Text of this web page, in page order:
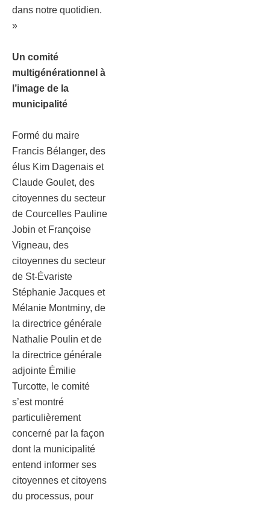
dans notre quotidien.
»
Un comité
multigénérationnel à
l’image de la
municipalité
Formé du maire
Francis Bélanger, des
élus Kim Dagenais et
Claude Goulet, des
citoyennes du secteur
de Courcelles Pauline
Jobin et Françoise
Vigneau, des
citoyennes du secteur
de St-Évariste
Stéphanie Jacques et
Mélanie Montminy, de
la directrice générale
Nathalie Poulin et de
la directrice générale
adjointe Émilie
Turcotte, le comité
s’est montré
particulièrement
concerné par la façon
dont la municipalité
entend informer ses
citoyennes et citoyens
du processus, pour